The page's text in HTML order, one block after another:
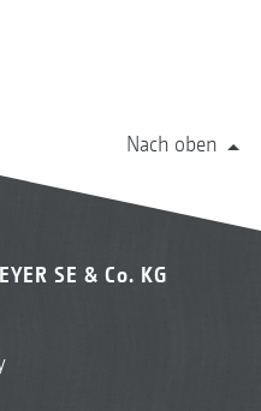
Nach oben
SE & Co. KG